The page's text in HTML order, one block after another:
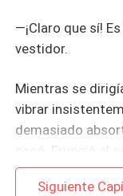
—¡Claro que sí!
vestidor.
Mientras se
vibrar
demasiado
cesó. Frunció el
sobre el
Siguiente